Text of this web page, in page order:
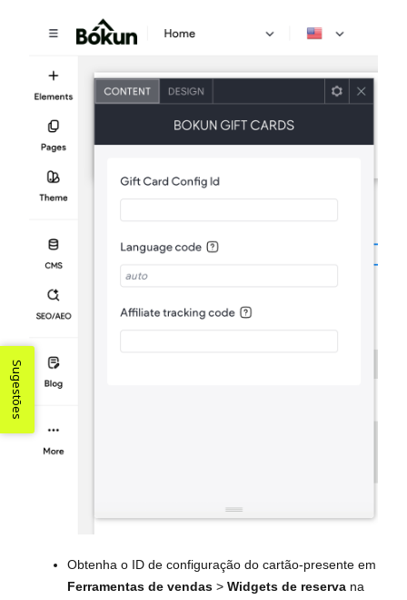
Obtenha o ID de configuração do cartão-presente em
Ferramentas de vendas > Widgets de reserva na
Sugestões